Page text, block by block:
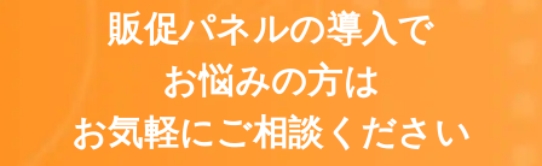
販促パネルの導入で
お悩みの方は
お気軽にご相談ください